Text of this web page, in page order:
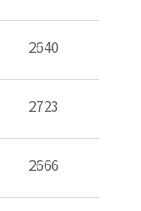
2640
2723
2666